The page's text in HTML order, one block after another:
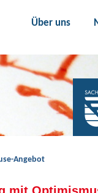
Über uns
Angebot